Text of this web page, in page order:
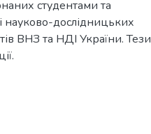
студентами та
науково-дослідницьких
ВНЗ та НДІ України. Тези